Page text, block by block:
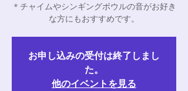
＊チャイムやシンギングボウルの音がお好き
な方にもおすすめです。
お申し込みの受付は終了しまし
た。
他のイベントを見る